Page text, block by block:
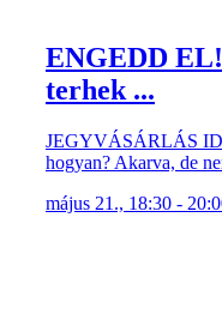
ENGEDD
terhek ...
JEGYVÁSÁRLÁS
hogyan? Akarva, de
május 21., 18:30 -